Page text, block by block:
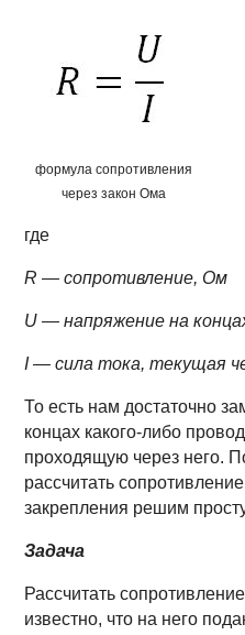
формула сопротивления
через закон Ома
где
R — сопротивление, Ом
U — напряжение на
I — сила тока, текущая
То есть нам достаточно
концах какого-либо
проходящую через него.
рассчитать
закрепления решим
Задача
Рассчитать
известно, что на него